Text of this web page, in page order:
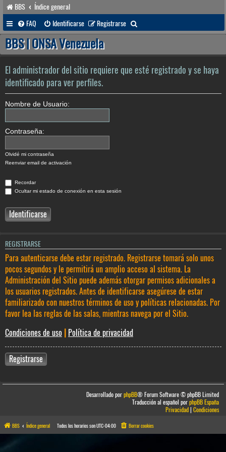
BBS
Índice general
FAQ
Identificarse Registrarse
u
r
BBS | ONSA Venezuela
El administrador del sitio requiere que esté registrado y se haya
identificado para ver perfiles.
Nombre de Usuario:
Contraseña:
Olvidé mi contraseña
Reenviar email de activación
Recordar
Ocultar mi estado de conexión en esta sesión
REGISTRARSE
Para autenticarse debe estar registrado. Registrarse tomará solo unos
pocos segundos y le permitirá un amplio acceso al sistema. La
Administración del Sitio puede además otorgar permisos adicionales a
los usuarios registrados. Antes de identificarse asegúrese de estar
familiarizado con nuestros términos de uso y políticas relacionadas. Por
favor lea las reglas de las salas, mientras navega por el Sitio.
Condiciones de uso
Política de privacidad
Registrarse
Desarrollado porphpBB® Forum Software © phpBB Limited
Traducción al español porphpBB España
Privacidad|Condiciones
BBS Índice general Todos los horarios sonUTC-04:00 Borrar cookies